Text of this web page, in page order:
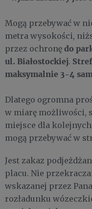
Mogą przebywać w
metra wysokości,
przez ochronę do
ul. Białostockiej.
maksymalnie 3-4
Dlatego ogromna
w miarę możliwości,
miejsce dla
mogą przebywać w
Jest zakaz
placu. Nie
wskazanej przez
rozładunku